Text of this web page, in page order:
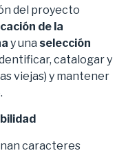
del proyecto
de la
y una selección
catalogar y
viejas) y mantener
caracteres